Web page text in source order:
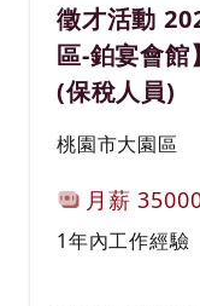
徵才活動
區-鉑宴會館】
(保稅人員)
桃園市大園區
月薪
工作經驗
1年內工作經驗